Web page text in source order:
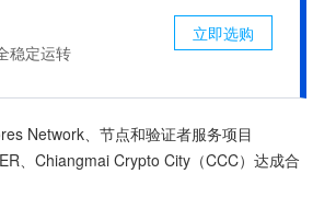
稳定运转
立即选购
Network、节点和验证者服务项目
、Chiangmai Crypto City（CCC）达成合